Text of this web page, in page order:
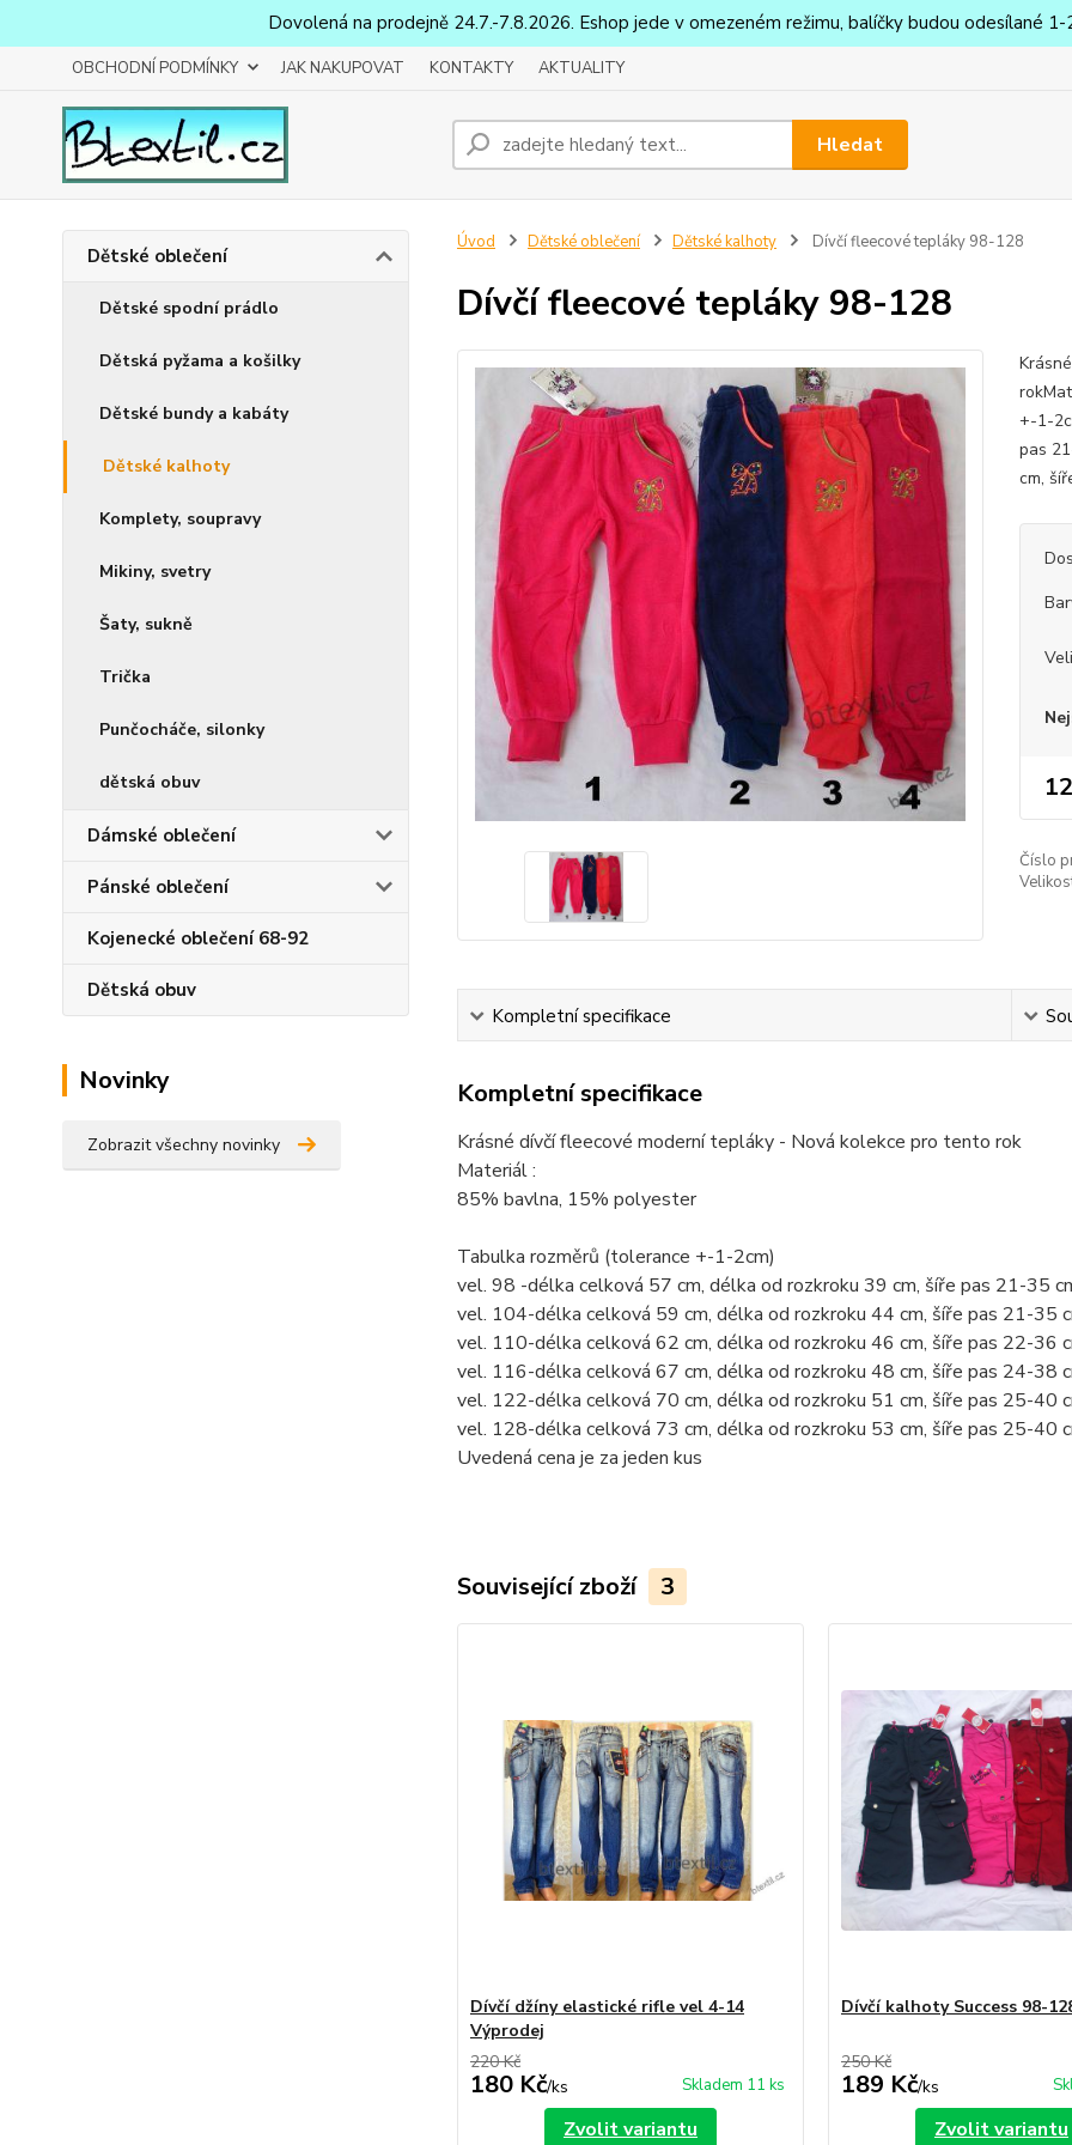
Dovolená na prodejně 24.7.-7.8.2026. Eshop jede v omezeném režimu, balíčky budou odesílané
OBCHODNÍ PODMÍNKY JAK NAKUPOVAT KONTAKTY AKTUALITY
Hledat
Dětské oblečení
Dětské spodní prádlo
Dětská pyžama a košilky
Dětské bundy a kabáty
Dětské kalhoty
Komplety, soupravy
Mikiny, svetry
Šaty, sukně
Trička
Punčocháče, silonky
dětská obuv
Dámské oblečení
Pánské oblečení
Kojenecké oblečení 68-92
Dětská obuv
Novinky
Zobrazit všechny novinky
Úvod Dětské oblečení Dětské kalhoty Dívčí fleecové tepláky 98-128
Dívčí fleecové tepláky 98-128
+-1-
pas
cm,
Číslo
Kompletní specifikace
Kompletní specifikace
Krásné dívčí fleecové moderní tepláky - Nová kolekce pro tento rok
Materiál :
85% bavlna, 15% polyester
Tabulka rozměrů (tolerance +-1-2cm)
vel. 98 -délka celková 57 cm, délka od rozkroku 39 cm, šíře pas 21-35
vel. 104-délka celková 59 cm, délka od rozkroku 44 cm, šíře pas 21-35
vel. 110-délka celková 62 cm, délka od rozkroku 46 cm, šíře pas 22-36
vel. 116-délka celková 67 cm, délka od rozkroku 48 cm, šíře pas 24-38
vel. 122-délka celková 70 cm, délka od rozkroku 51 cm, šíře pas 25-40
vel. 128-délka celková 73 cm, délka od rozkroku 53 cm, šíře pas 25-40
Uvedená cena je za jeden kus
Související zboží 3
Dívčí džíny elastické rifle vel 4-14
Výprodej
220 Kč
180 Kč/ks Skladem 11 ks
Zvolit variantu
Dívčí kalhoty Success 98-
250 Kč
189 Kč/ks
Zvolit variantu